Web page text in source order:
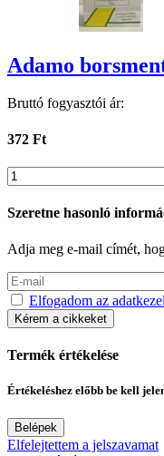
Adamo
Bruttó fogyasztói ár:
372 Ft
Szeretne hasonló
Adja meg e-mail címét,
Elfogadom az
Kérem a cikkeket
Termék értékelése
Értékeléshez előbb be kell
Belépek
Elfelejtettem a jelszavamat